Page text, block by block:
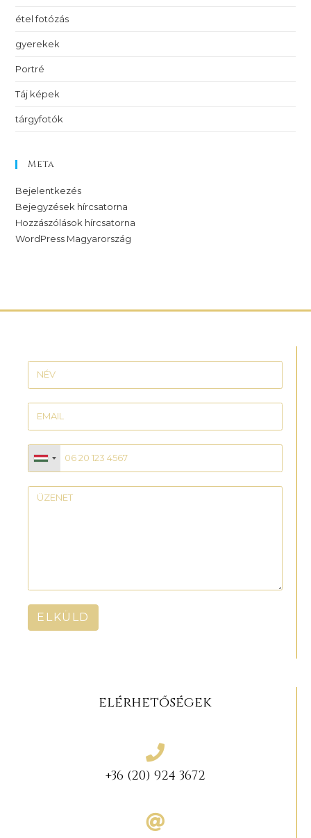
étel fotózás
gyerekek
Portré
Táj képek
tárgyfotók
Meta
Bejelentkezés
Bejegyzések hírcsatorna
Hozzászólások hírcsatorna
WordPress Magyarország
ELKÜLD
elérhetőségek
+36 (20) 924 3672